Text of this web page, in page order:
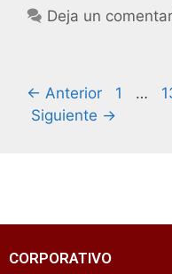
Deja un
← Anterior 1 …
Siguiente →
CORPORATIVO